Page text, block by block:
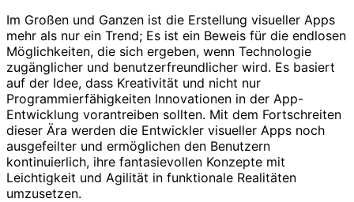
Im Großen und Ganzen ist die Erstellung visueller Apps
mehr als nur ein Trend; Es ist ein Beweis für die endlosen
Möglichkeiten, die sich ergeben, wenn Technologie
zugänglicher und benutzerfreundlicher wird. Es basiert
auf der Idee, dass Kreativität und nicht nur
Programmierfähigkeiten Innovationen in der App-
Entwicklung vorantreiben sollten. Mit dem Fortschreiten
dieser Ära werden die Entwickler visueller Apps noch
ausgefeilter und ermöglichen den Benutzern
kontinuierlich, ihre fantasievollen Konzepte mit
Leichtigkeit und Agilität in funktionale Realitäten
umzusetzen.